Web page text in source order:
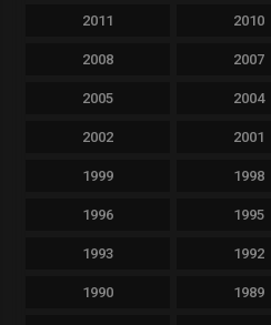
2011 2010
2008 2007
2005 2004
2002 2001
1999 1998
1996 1995
1993 1992
1990 1989